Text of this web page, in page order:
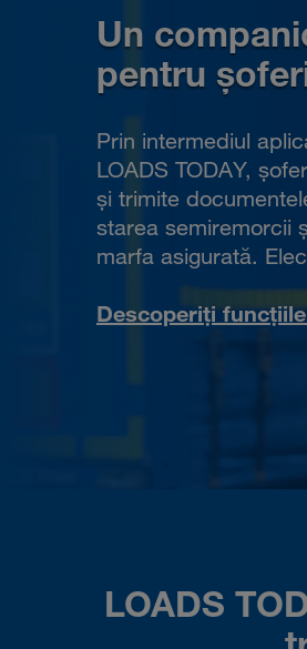
Un
pentru
Prin intermediul
LOADS TODAY,
și trimite
starea semiremorcii
marfa asigurată.
Descoperiți
LOADS